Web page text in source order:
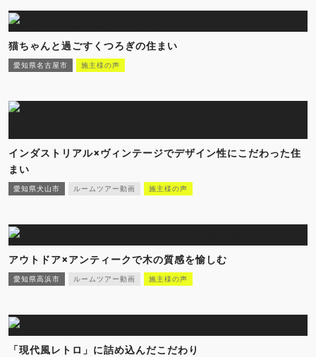
猫ちゃんと過ごすくつろぎの住まい
愛知県名古屋市 施主様の声
インダストリアル×ヴィンテージでデザイン性にこだわった住
まい
愛知県犬山市 ルームツアー動画 施主様の声
アウトドア×アンティークで木の質感を愉しむ
愛知県高浜市 ルームツアー動画 施主様の声
「現代風レトロ」に詰め込んだこだわり